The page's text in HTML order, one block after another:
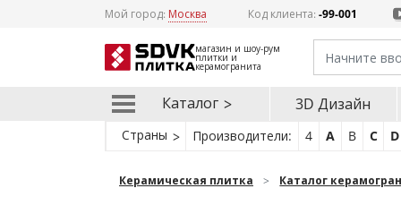
Мой город: Москва Код клиента:-99-001
магазин и шоу-рум
плитки и
керамогранита
Каталог 3D Дизайн
Страны Производители: 4 A B C D
Керамическая плитка Каталог